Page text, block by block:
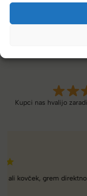
Kupci nas hvalijo
Zelo dobra trgovina